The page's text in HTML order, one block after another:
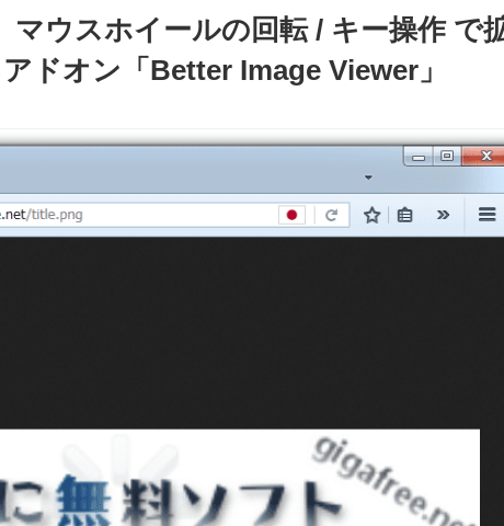
ウスホイールの回転 / キー操作 で
ドオン「Better Image Viewer」